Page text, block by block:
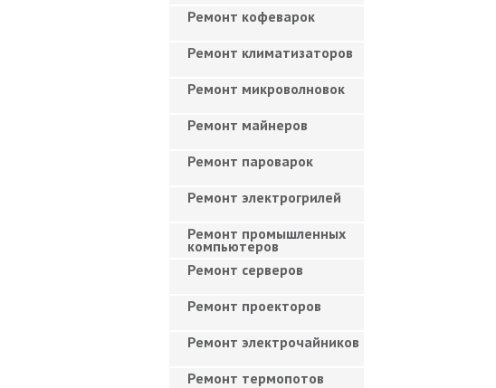
Ремонт кофеварок
Ремонт климатизаторов
Ремонт микроволновок
Ремонт майнеров
Ремонт пароварок
Ремонт электрогрилей
Ремонт промышленных
компьютеров
Ремонт серверов
Ремонт проекторов
Ремонт электрочайников
Ремонт термопотов